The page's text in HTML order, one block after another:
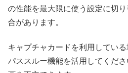
の性能を最大限に使う設定に切
合があります。
キャプチャカードを利用してい
パススルー機能を活用してくだ